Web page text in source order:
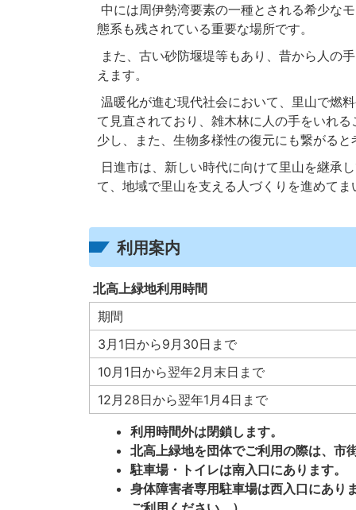
中には周伊勢湾要素の一種とされる希少な
態系も残されている重要な場所です。
また、古い砂防堰堤等もあり、昔から人の
えます。
温暖化が進む現代社会において、里山で燃
て見直されており、雑木林に人の手をいれ
少し、また、生物多様性の復元にも繋がる
日進市は、新しい時代に向けて里山を継承
て、地域で里山を支える人づくりを進めてま
利用案内
北高上緑地利用時間
期間
3月1日から9月30日まで
10月1日から翌年2月末日まで
12月28日から翌年1月4日まで
利用時間外は閉鎖します。
北高上緑地を団体でご利用の際は、市
駐車場・トイレは南入口にあります。
身体障害者専用駐車場は西入口にあり